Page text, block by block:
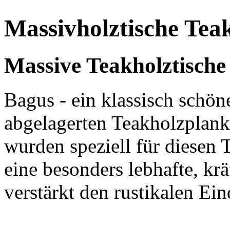
Massivholztische
Massive
Bagus - ein klassisch
abgelagerten
wurden speziell für diesen
eine besonders lebhafte,
verstärkt den rustikalen